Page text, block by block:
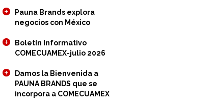
Pauna Brands explora
negocios con México
Boletín Informativo
COMECUAMEX-julio 2026
Damos la Bienvenida a
PAUNA BRANDS que se
incorpora a COMECUAMEX